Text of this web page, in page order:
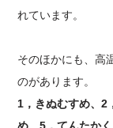
れています。
そのほかにも、高
のがあります。
1 ，きぬむすめ、